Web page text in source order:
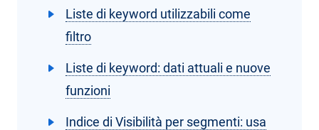
Liste di keyword utilizzabili come
filtro
Liste di keyword: dati attuali e nuove
funzioni
Indice di Visibilità per segmenti: usa